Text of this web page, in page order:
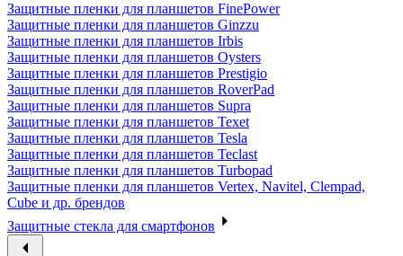
Защитные пленки для планшетов FinePower
Защитные пленки для планшетов Ginzzu
Защитные пленки для планшетов Irbis
Защитные пленки для планшетов Oysters
Защитные пленки для планшетов Prestigio
Защитные пленки для планшетов RoverPad
Защитные пленки для планшетов Supra
Защитные пленки для планшетов Texet
Защитные пленки для планшетов Tesla
Защитные пленки для планшетов Teclast
Защитные пленки для планшетов Turbopad
Защитные пленки для планшетов Vertex, Navitel, Clempad,
Cube и др. брендов
Защитные стекла для смартфонов